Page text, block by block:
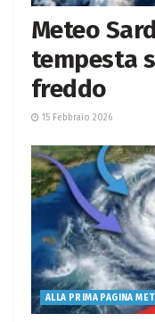
Meteo
tempesta
freddo
15 Febbraio 2026
ALLA PRIMA PAGINA